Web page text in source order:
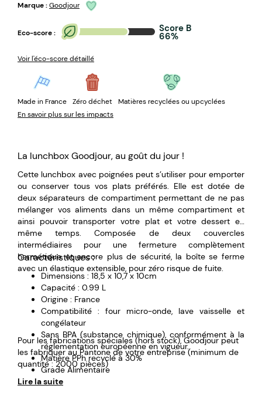
Marque :Goodjour
Eco-score : Score B
66%
Voir l'éco-score détaillé
Made in France Zéro déchet
Matières recyclées ou upcyclées
En savoir plus sur les impacts
La lunchbox Goodjour, au goût du jour !
Cette lunchbox avec poignées peut s’utiliser pour emporter
ou conserver tous vos plats préférés. Elle est dotée de
deux séparateurs de compartiment permettant de ne pas
mélanger vos aliments dans un même compartiment et
ainsi pouvoir transporter votre plat et votre dessert en
même temps. Composée de deux couvercles
intermédiaires pour une fermeture complètement
hermétique et encore plus de sécurité, la boîte se ferme
avec un élastique extensible, pour zéro risque de fuite.
Caractéristiques :
Dimensions : 18,5 x 10,7 x 10cm
Capacité : 0.99 L
Origine : France
Compatibilité : four micro-onde, lave vaisselle et
congélateur
Sans BPA (substance chimique), conformément à la
réglementation européenne en vigueur.
Matière PPh recyclé à 30%
Grade Alimentaire
Composition : 1 couvercle avec double poignée
Pour les fabrications spéciales (hors stock), Goodjour peut
les fabriquer au Pantone de votre entreprise (minimum de
quantité : 2000 pièces)
Lire la suite